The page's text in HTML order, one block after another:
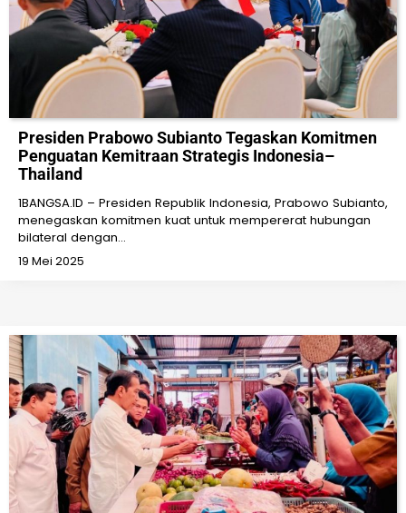
Presiden Prabowo Subianto Tegaskan Komitmen
Penguatan Kemitraan Strategis Indonesia–
Thailand
1BANGSA.ID – Presiden Republik Indonesia, Prabowo Subianto,
menegaskan komitmen kuat untuk mempererat hubungan
bilateral dengan…
19 Mei 2025